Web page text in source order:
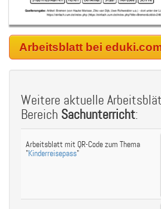
Arbeitsblatt bei
Weitere aktuelle
Bereich Sachunterricht:
Arbeitsblatt mit QR-Code zum Thema
"Kinderreisepass"